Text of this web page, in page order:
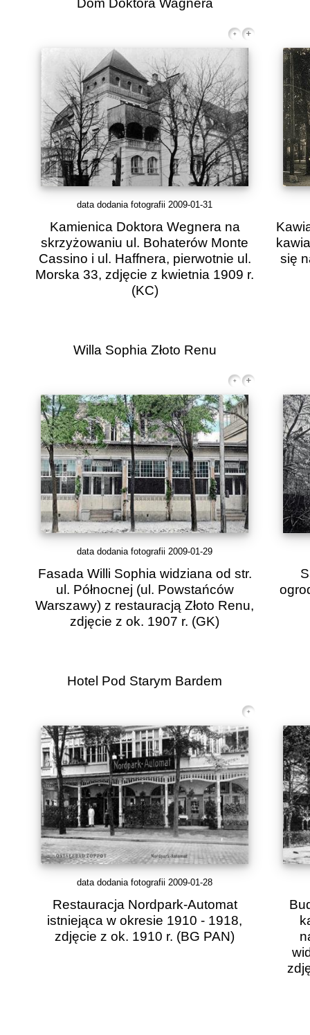
data dodania fotografii 2009-01-31
Kamienica Doktora Wegnera na
skrzyżowaniu ul. Bohaterów Monte
Cassino i ul. Haffnera, pierwotnie ul.
Morska 33, zdjęcie z kwietnia 1909 r.
(KC)
się
Willa Sophia Złoto Renu
data dodania fotografii 2009-01-29
Fasada Willi Sophia widziana od str.
ul. Północnej (ul. Powstańców
Warszawy) z restauracją Złoto Renu,
zdjęcie z ok. 1907 r. (GK)
Hotel Pod Starym Bardem
data dodania fotografii 2009-01-28
Restauracja Nordpark-Automat
istniejąca w okresie 1910 - 1918,
zdjęcie z ok. 1910 r. (BG PAN)